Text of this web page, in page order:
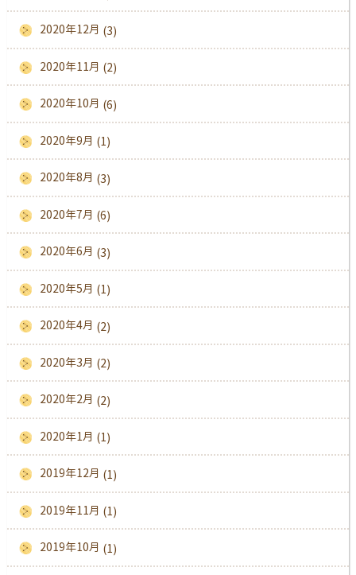
2020年12月 (3)
2020年11月 (2)
2020年10月 (6)
2020年9月 (1)
2020年8月 (3)
2020年7月 (6)
2020年6月 (3)
2020年5月 (1)
2020年4月 (2)
2020年3月 (2)
2020年2月 (2)
2020年1月 (1)
2019年12月 (1)
2019年11月 (1)
2019年10月 (1)